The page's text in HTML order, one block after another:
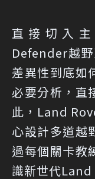
直接切入
Defender越
差異性到底如
必要分析，直
此，Land
心設計多道越
過每個關卡教
識新世代